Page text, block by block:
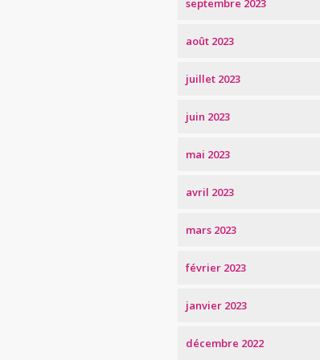
septembre 2023
août 2023
juillet 2023
juin 2023
mai 2023
avril 2023
mars 2023
février 2023
janvier 2023
décembre 2022